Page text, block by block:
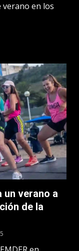
verano en los
un verano a
de la